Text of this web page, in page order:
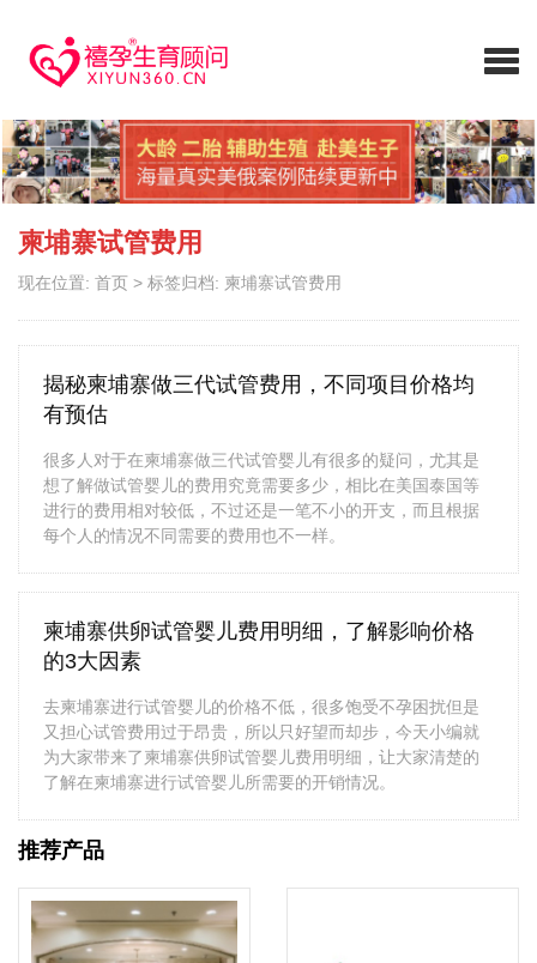
柬埔寨试管费用
现在位置: 首页 > 标签归档: 柬埔寨试管费用
揭秘柬埔寨做三代试管费用，不同项目价格均
有预估
很多人对于在柬埔寨做三代试管婴儿有很多的疑问，尤其是
想了解做试管婴儿的费用究竟需要多少，相比在美国泰国等
进行的费用相对较低，不过还是一笔不小的开支，而且根据
每个人的情况不同需要的费用也不一样。
柬埔寨供卵试管婴儿费用明细，了解影响价格
的3大因素
去柬埔寨进行试管婴儿的价格不低，很多饱受不孕困扰但是
又担心试管费用过于昂贵，所以只好望而却步，今天小编就
为大家带来了柬埔寨供卵试管婴儿费用明细，让大家清楚的
了解在柬埔寨进行试管婴儿所需要的开销情况。
推荐产品